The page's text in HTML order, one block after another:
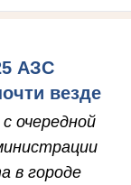
АЗС
везде
очередной
в городе